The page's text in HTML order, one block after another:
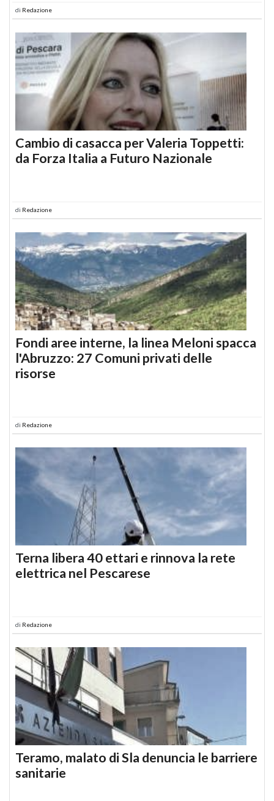
di Redazione
Cambio di casacca per Valeria Toppetti:
da Forza Italia a Futuro Nazionale
di Redazione
Fondi aree interne, la linea Meloni spacca
l'Abruzzo: 27 Comuni privati delle
risorse
di Redazione
Terna libera 40 ettari e rinnova la rete
elettrica nel Pescarese
di Redazione
Teramo, malato di Sla denuncia le barriere
sanitarie